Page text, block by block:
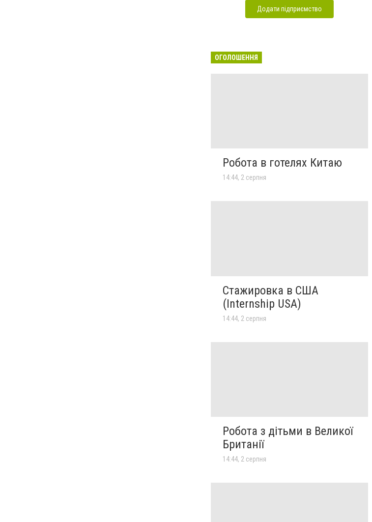
Додати підприємство
ОГОЛОШЕННЯ
Робота в готелях Китаю
14:44, 2 серпня
Стажировка в США
(Internship USA)
14:44, 2 серпня
Робота з дітьми в Великої
Британії
14:44, 2 серпня